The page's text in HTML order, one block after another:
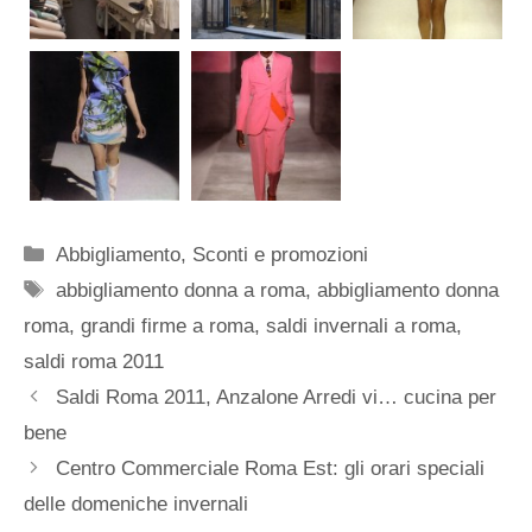
Categorie
Abbigliamento, Sconti e promozioni
Tag
abbigliamento donna a roma,abbigliamento donna
roma, grandi firme a roma, saldi invernali a roma,
saldi roma 2011
Saldi Roma 2011, Anzalone Arredi vi… cucina per
bene
Centro Commerciale Roma Est: gli orari speciali
delle domeniche invernali